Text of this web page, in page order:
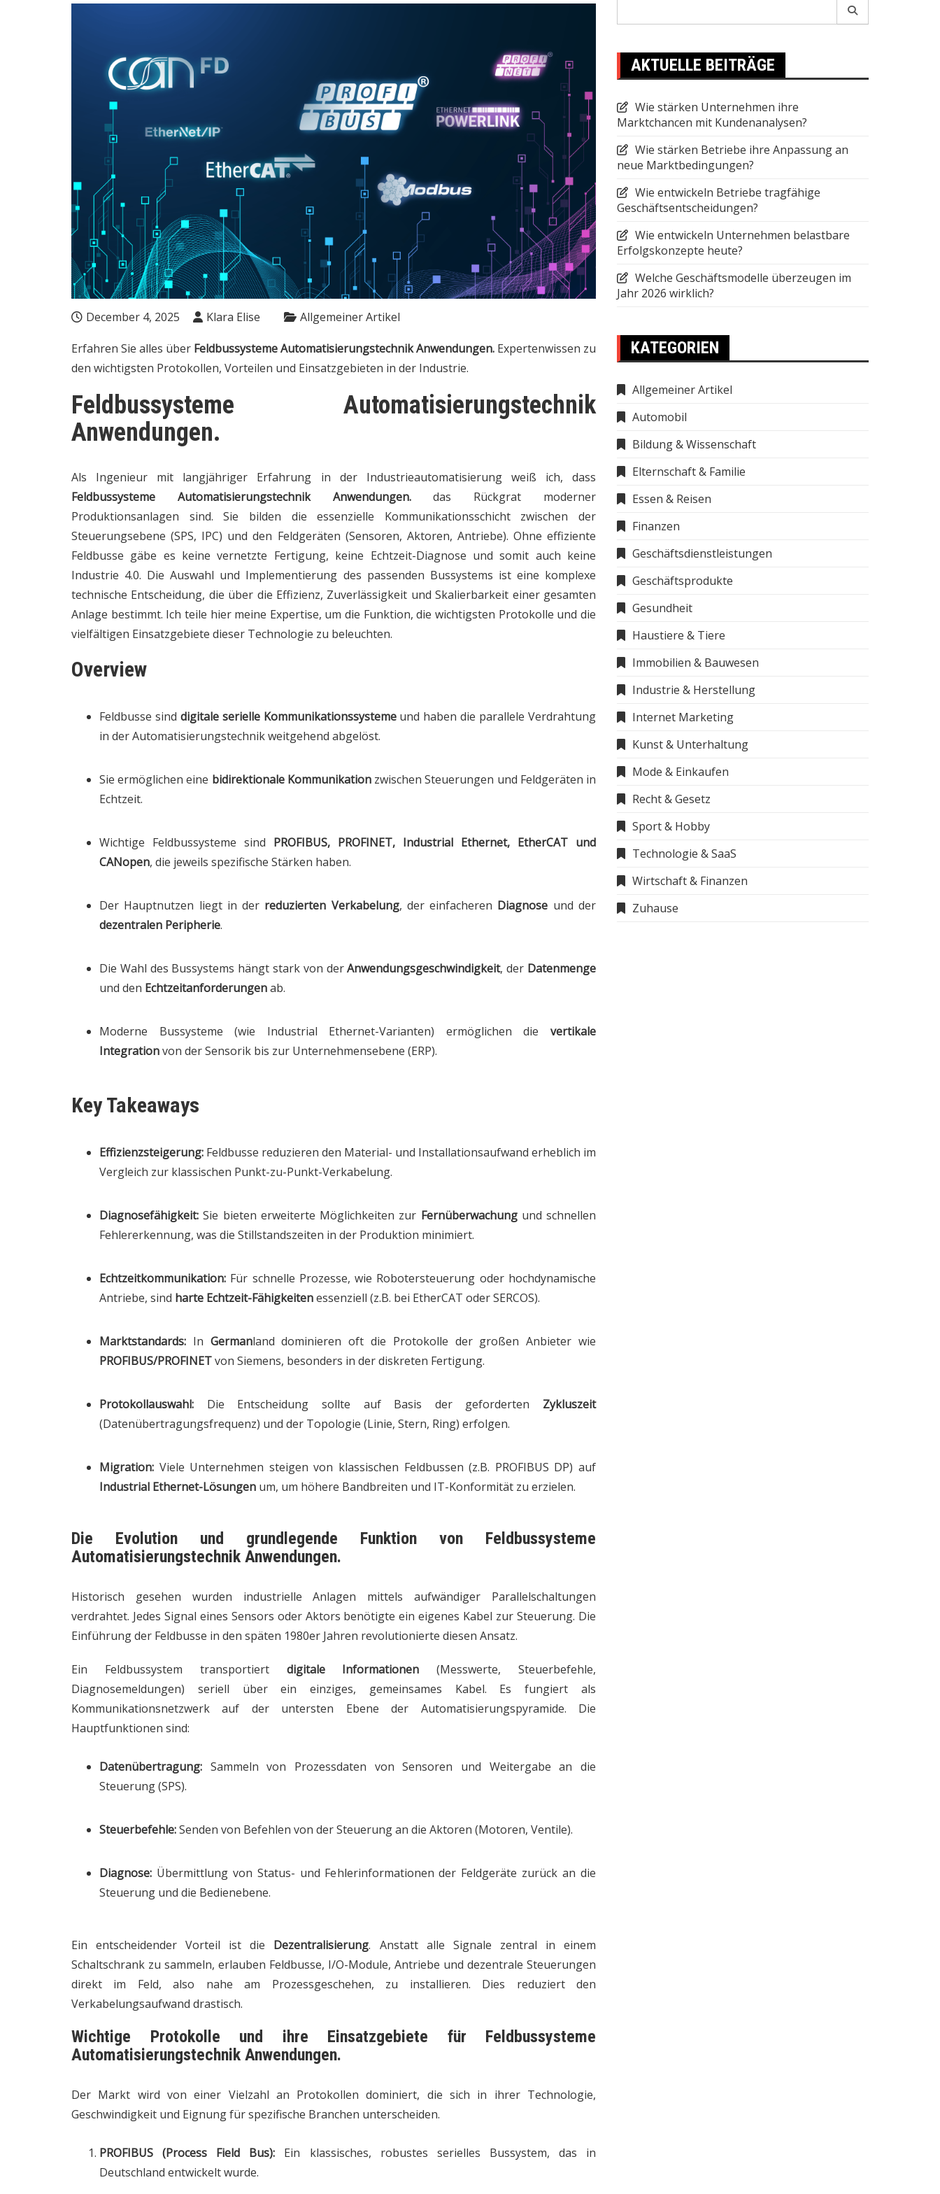
December 4, 2025 Klara Elise Allgemeiner Artikel
Erfahren Sie alles über Feldbussysteme Automatisierungstechnik Anwendungen. Expertenwissen zu
den wichtigsten Protokollen, Vorteilen und Einsatzgebieten in der Industrie.
Feldbussysteme Automatisierungstechnik
Anwendungen.
Als Ingenieur mit langjähriger Erfahrung in der Industrieautomatisierung weiß ich, dass
Feldbussysteme Automatisierungstechnik Anwendungen.das Rückgrat moderner
Produktionsanlagen sind. Sie bilden die essenzielle Kommunikationsschicht zwischen der
Steuerungsebene (SPS, IPC) und den Feldgeräten (Sensoren, Aktoren, Antriebe). Ohne effiziente
Feldbusse gäbe es keine vernetzte Fertigung, keine Echtzeit-Diagnose und somit auch keine
Industrie 4.0. Die Auswahl und Implementierung des passenden Bussystems ist eine komplexe
technische Entscheidung, die über die Effizienz, Zuverlässigkeit und Skalierbarkeit einer gesamten
Anlage bestimmt. Ich teile hier meine Expertise, um die Funktion, die wichtigsten Protokolle und die
vielfältigen Einsatzgebiete dieser Technologie zu beleuchten.
Overview
Feldbusse sind digitale serielle Kommunikationssystemeund haben die parallele Verdrahtung
in der Automatisierungstechnik weitgehend abgelöst.
Sie ermöglichen eine bidirektionale Kommunikationzwischen Steuerungen und Feldgeräten in
Echtzeit.
Wichtige Feldbussysteme sind PROFIBUS, PROFINET, Industrial Ethernet, EtherCAT und
CANopen, die jeweils spezifische Stärken haben.
Der Hauptnutzen liegt in der reduzierten Verkabelung, der einfacheren Diagnose und der
dezentralen Peripherie.
Die Wahl des Bussystems hängt stark von derAnwendungsgeschwindigkeit, der Datenmenge
und den Echtzeitanforderungenab.
Moderne Bussysteme (wie Industrial Ethernet-Varianten) ermöglichen die vertikale
Integrationvon der Sensorik bis zur Unternehmensebene (ERP).
Key Takeaways
Effizienzsteigerung: Feldbusse reduzieren den Material- und Installationsaufwand erheblich im
Vergleich zur klassischen Punkt-zu-Punkt-Verkabelung.
Diagnosefähigkeit: Sie bieten erweiterte Möglichkeiten zur Fernüberwachungund schnellen
Fehlererkennung, was die Stillstandszeiten in der Produktion minimiert.
Echtzeitkommunikation: Für schnelle Prozesse, wie Robotersteuerung oder hochdynamische
Antriebe, sind harte Echtzeit-Fähigkeitenessenziell (z.B. bei EtherCAT oder SERCOS).
Marktstandards: In Germanland dominieren oft die Protokolle der großen Anbieter wie
PROFIBUS/PROFINETvon Siemens, besonders in der diskreten Fertigung.
Protokollauswahl: Die Entscheidung sollte auf Basis der geforderten Zykluszeit
(Datenübertragungsfrequenz) und der Topologie (Linie, Stern, Ring) erfolgen.
Migration: Viele Unternehmen steigen von klassischen Feldbussen (z.B. PROFIBUS DP) auf
Industrial Ethernet-Lösungen um, um höhere Bandbreiten und IT-Konformität zu erzielen.
Die Evolution und grundlegende Funktion von Feldbussysteme
Automatisierungstechnik Anwendungen.
Historisch gesehen wurden industrielle Anlagen mittels aufwändiger Parallelschaltungen
verdrahtet. Jedes Signal eines Sensors oder Aktors benötigte ein eigenes Kabel zur Steuerung. Die
Einführung der Feldbusse in den späten 1980er Jahren revolutionierte diesen Ansatz.
Ein Feldbussystem transportiert digitale Informationen (Messwerte, Steuerbefehle,
Diagnosemeldungen) seriell über ein einziges, gemeinsames Kabel. Es fungiert als
Kommunikationsnetzwerk auf der untersten Ebene der Automatisierungspyramide. Die
Hauptfunktionen sind:
Datenübertragung: Sammeln von Prozessdaten von Sensoren und Weitergabe an die
Steuerung (SPS).
Steuerbefehle:Senden von Befehlen von der Steuerung an die Aktoren (Motoren, Ventile).
Diagnose: Übermittlung von Status- und Fehlerinformationen der Feldgeräte zurück an die
Steuerung und die Bedienebene.
Ein entscheidender Vorteil ist die Dezentralisierung. Anstatt alle Signale zentral in einem
Schaltschrank zu sammeln, erlauben Feldbusse, I/O-Module, Antriebe und dezentrale Steuerungen
direkt im Feld, also nahe am Prozessgeschehen, zu installieren. Dies reduziert den
Verkabelungsaufwand drastisch.
Wichtige Protokolle und ihre Einsatzgebiete für Feldbussysteme
Automatisierungstechnik Anwendungen.
Der Markt wird von einer Vielzahl an Protokollen dominiert, die sich in ihrer Technologie,
Geschwindigkeit und Eignung für spezifische Branchen unterscheiden.
PROFIBUS (Process Field Bus): Ein klassisches, robustes serielles Bussystem, das in
Deutschland entwickelt wurde.
AKTUELLE BEITRÄGE
Wie stärken Unternehmen ihre
Marktchancen mit Kundenanalysen?
Wie stärken Betriebe ihre Anpassung an
neue Marktbedingungen?
Wie entwickeln Betriebe tragfähige
Geschäftsentscheidungen?
Wie entwickeln Unternehmen belastbare
Erfolgskonzepte heute?
Welche Geschäftsmodelle überzeugen im
Jahr 2026 wirklich?
KATEGORIEN
Allgemeiner Artikel
Automobil
Bildung & Wissenschaft
Elternschaft & Familie
Essen & Reisen
Finanzen
Geschäftsdienstleistungen
Geschäftsprodukte
Gesundheit
Haustiere & Tiere
Immobilien & Bauwesen
Industrie & Herstellung
Internet Marketing
Kunst & Unterhaltung
Mode & Einkaufen
Recht & Gesetz
Sport & Hobby
Technologie & SaaS
Wirtschaft & Finanzen
Zuhause